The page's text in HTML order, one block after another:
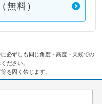
無料）
必ずしも同じ角度・高度・天候での
ださい。
を固く禁じます。